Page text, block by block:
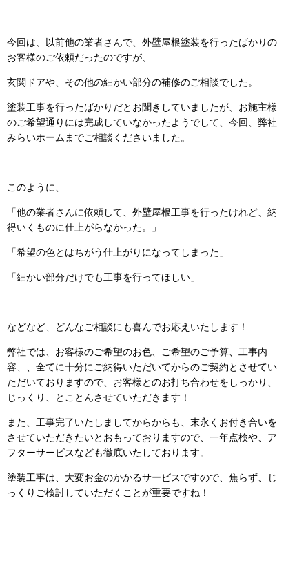
今回は、以前他の業者さんで、外壁屋根塗装を行ったばかりの
お客様のご依頼だったのですが、
玄関ドアや、その他の細かい部分の補修のご相談でした。
塗装工事を行ったばかりだとお聞きしていましたが、お施主様
のご希望通りには完成していなかったようでして、今回、弊社
みらいホームまでご相談くださいました。
このように、
「他の業者さんに依頼して、外壁屋根工事を行ったけれど、納
得いくものに仕上がらなかった。」
「希望の色とはちがう仕上がりになってしまった」
「細かい部分だけでも工事を行ってほしい」
などなど、どんなご相談にも喜んでお応えいたします！
弊社では、お客様のご希望のお色、ご希望のご予算、工事内
容、、全てに十分にご納得いただいてからのご契約とさせてい
ただいておりますので、お客様とのお打ち合わせをしっかり、
じっくり、とことんさせていただきます！
また、工事完了いたしましてからからも、末永くお付き合いを
させていただきたいとおもっておりますので、一年点検や、ア
フターサービスなども徹底いたしております。
塗装工事は、大変お金のかかるサービスですので、焦らず、じ
っくりご検討していただくことが重要ですね！